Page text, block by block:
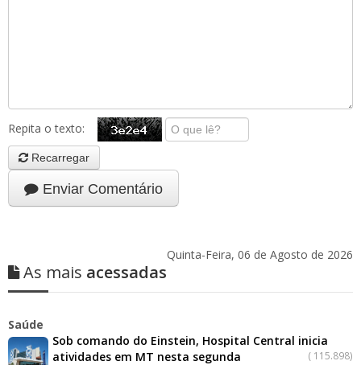
Repita o texto:
Recarregar
Enviar Comentário
Quinta-Feira, 06 de Agosto de 2026
As mais acessadas
Saúde
Sob comando do Einstein, Hospital Central inicia
atividades em MT nesta segunda
( 115.898)